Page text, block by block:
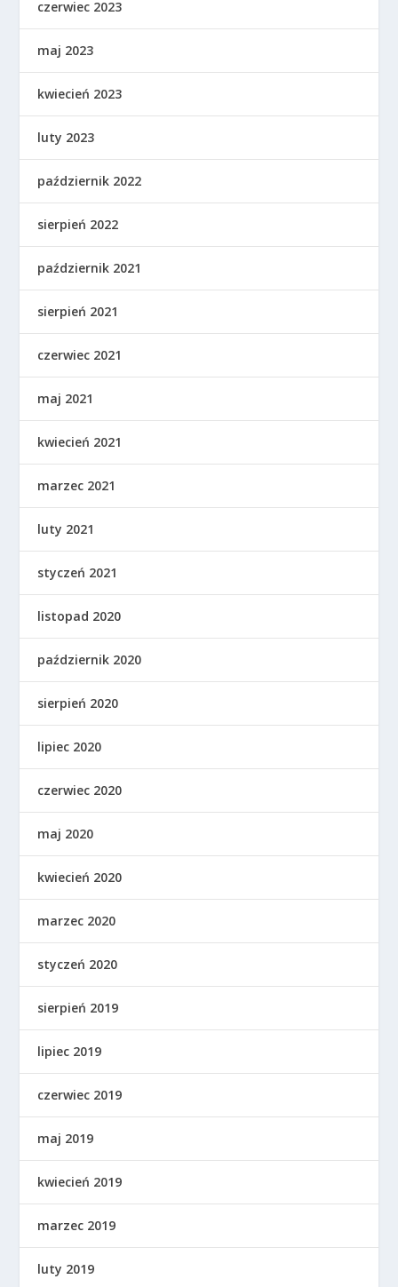
czerwiec 2023
maj 2023
kwiecień 2023
luty 2023
październik 2022
sierpień 2022
październik 2021
sierpień 2021
czerwiec 2021
maj 2021
kwiecień 2021
marzec 2021
luty 2021
styczeń 2021
listopad 2020
październik 2020
sierpień 2020
lipiec 2020
czerwiec 2020
maj 2020
kwiecień 2020
marzec 2020
styczeń 2020
sierpień 2019
lipiec 2019
czerwiec 2019
maj 2019
kwiecień 2019
marzec 2019
luty 2019